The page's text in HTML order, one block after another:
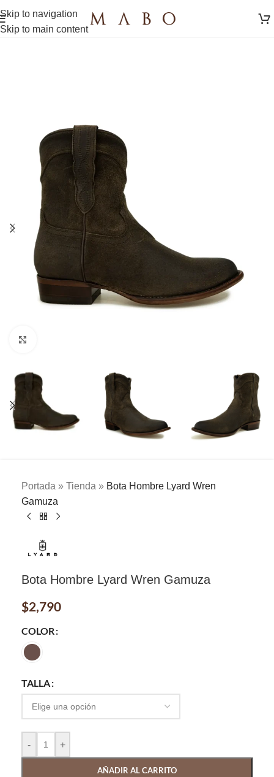
Skip to navigation
Skip to main content
Portada » Tienda » Bota Hombre Lyard Wren
Gamuza
Bota Hombre Lyard Wren Gamuza
$2,790
COLOR
TALLA
- +
AÑADIR AL CARRITO